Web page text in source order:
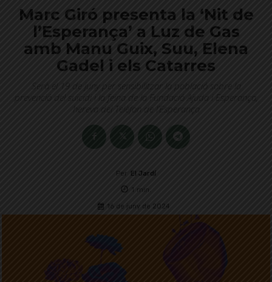
Marc Giró presenta la ‘Nit de
l’Esperança’ a Luz de Gas
amb Manu Guix, Suu, Elena
Gadel i els Catarres
Serà el 19 de juny per sensibilitzar la població sobre la
prevenció del suïcidi i la feina de la Fundació Ajuda i Esperança,
hereva del Telèfon de l’Esperança
Per El Jardí
1 min.
16 de juny de 2024